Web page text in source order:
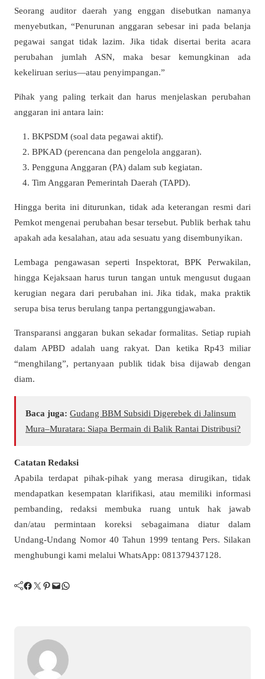
Seorang auditor daerah yang enggan disebutkan namanya
menyebutkan, “Penurunan anggaran sebesar ini pada belanja
pegawai sangat tidak lazim. Jika tidak disertai berita acara
perubahan jumlah ASN, maka besar kemungkinan ada
kekeliruan serius—atau penyimpangan.”
Pihak yang paling terkait dan harus menjelaskan perubahan
anggaran ini antara lain:
BKPSDM (soal data pegawai aktif).
BPKAD (perencana dan pengelola anggaran).
Pengguna Anggaran (PA) dalam sub kegiatan.
Tim Anggaran Pemerintah Daerah (TAPD).
Hingga berita ini diturunkan, tidak ada keterangan resmi dari
Pemkot mengenai perubahan besar tersebut. Publik berhak tahu
apakah ada kesalahan, atau ada sesuatu yang disembunyikan.
Lembaga pengawasan seperti Inspektorat, BPK Perwakilan,
hingga Kejaksaan harus turun tangan untuk mengusut dugaan
kerugian negara dari perubahan ini. Jika tidak, maka praktik
serupa bisa terus berulang tanpa pertanggungjawaban.
Transparansi anggaran bukan sekadar formalitas. Setiap rupiah
dalam APBD adalah uang rakyat. Dan ketika Rp43 miliar
“menghilang”, pertanyaan publik tidak bisa dijawab dengan
diam.
Baca juga: Gudang BBM Subsidi Digerebek di Jalinsum
Mura–Muratara: Siapa Bermain di Balik Rantai Distribusi?
Catatan Redaksi
Apabila terdapat pihak-pihak yang merasa dirugikan, tidak
mendapatkan kesempatan klarifikasi, atau memiliki informasi
pembanding, redaksi membuka ruang untuk hak jawab
dan/atau permintaan koreksi sebagaimana diatur dalam
Undang-Undang Nomor 40 Tahun 1999 tentang Pers. Silakan
menghubungi kami melalui WhatsApp: 081379437128.
Facebook Twitter Pinterest Mail WhatsApp